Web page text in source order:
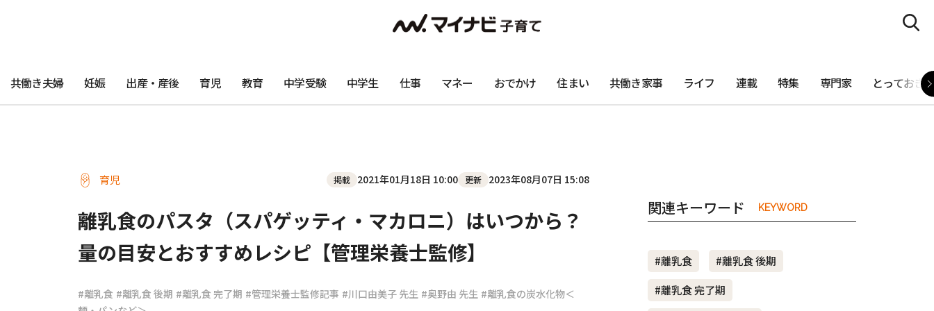
共働き夫婦 妊娠 出産・産後 育児 教育 中学受験 中学生 仕事 マネー おでかけ 住まい 共働き家事 ライフ 連載 特集 専門家 とっておき
育児 掲載 2021年01月18日 10:00 更新 2023年08月07日 15:08
離乳食のパスタ（スパゲッティ・マカロニ）はいつから？
量の目安とおすすめレシピ【管理栄養士監修】
#離乳食 #離乳食 後期 #離乳食 完了期 #管理栄養士監修記事 #川口由美子 先生 #奥野由 先生 #離乳食の炭水化物＜
関連キーワード KEYWORD
#離乳食
#離乳食 後期
#離乳食 完了期